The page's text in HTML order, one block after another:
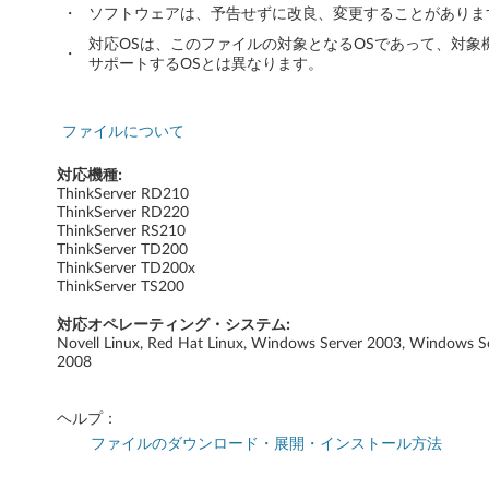
v
r
2
0
0
3
お
び
・
ソフトウェアは、予告せずに改良、変更することがありま
・
対応OSは、このファイルの対象となるOSであって、対象
サポートするOSとは異なります。
ファイルについて
対応機種:
ThinkServer RD210
ThinkServer RD220
ThinkServer RS210
ThinkServer TD200
ThinkServer TD200x
ThinkServer TS200
対応オペレーティング・システム:
Novell Linux, Red Hat Linux, Windows Server 2003, Windows
2008
ヘルプ：
ファイルのダウンロード・展開・インストール方法